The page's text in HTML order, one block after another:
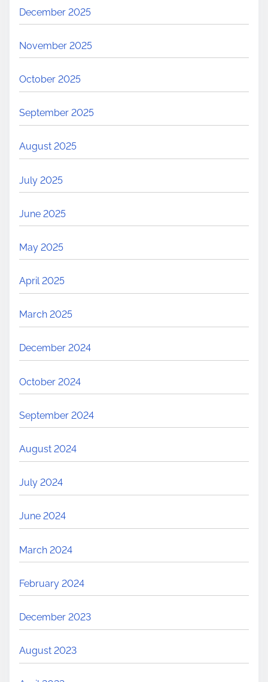
December 2025
November 2025
October 2025
September 2025
August 2025
July 2025
June 2025
May 2025
April 2025
March 2025
December 2024
October 2024
September 2024
August 2024
July 2024
June 2024
March 2024
February 2024
December 2023
August 2023